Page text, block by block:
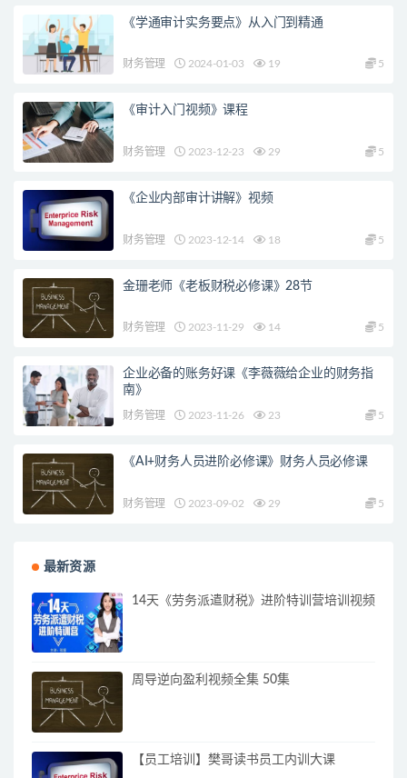
《学通审计实务要点》从入门到精通
财务管理 2024-01-03 19 5
《审计入门视频》课程
财务管理 2023-12-23 29 5
《企业内部审计讲解》视频
财务管理 2023-12-14 18 5
金珊老师《老板财税必修课》28节
财务管理 2023-11-29 14 5
企业必备的账务好课《李薇薇给企业的财务指
南》
财务管理 2023-11-26 23 5
《AI+财务人员进阶必修课》财务人员必修课
财务管理 2023-09-02 29 5
最新资源
14天《劳务派遣财税》进阶特训营培训视频
周导逆向盈利视频全集 50集
【员工培训】樊哥读书员工内训大课